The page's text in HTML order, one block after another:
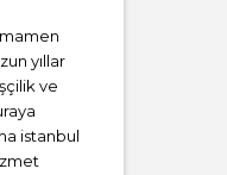
yıllar
ve
istanbul